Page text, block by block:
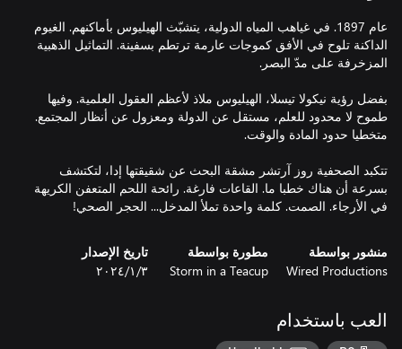
عام 1897. في غياهب المياه الدولية، يتشبّث الهيليوس بأماكنهم. الغيوم
الداكنة تلوح في الأفق كموجات عارمة ترتطم بسفينة. التماثيل الذهبية
بفضل رؤية نيكولا تيسلا، الهيليوس ملاذ لأعظم العقول العلمية. وفيها
طموح لا محدود للعلم، مستقل عن الدولة ومعزول عن أنظار المجتمع.
تتكبد الصحفية روز آرتشر مشقة البحث عن شقيقتها إدا، لتكتشف
بسرعة أن هناك خطبا ما. القاعات فارغة. رائحة اللحم المتعفن الكريهة
في الأرجاء. الصمت. كلمة واحدة تملأ المدخل... الحجر الصحي!
منشور بواسطة
Wired Productions
مطورة بواسطة
Storm in a Teacup
تاريخ الإصدار
٣‏/١‏/٢٠٢٤
العب باستخدام